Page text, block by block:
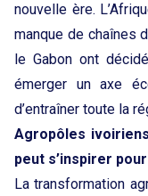
nouvelle ère.
manque de chaînes
le Gabon ont
émerger un axe
d’entraîner toute la
Agropôles
peut s’inspirer
La transformation